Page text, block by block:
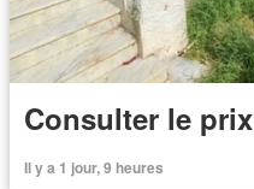
Consulter le prix
Il y a 1 jour, 9 heures